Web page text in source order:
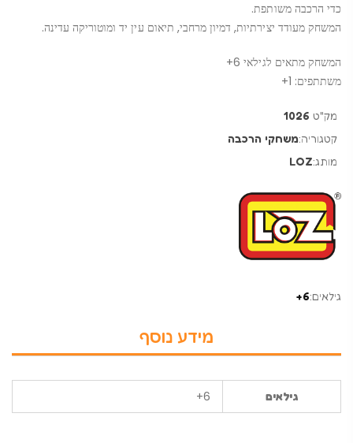
כדי הרכבה משותפת.
המשחק מעודד יצירתיות, דמיון מרחבי, תיאום עין יד ומוטוריקה עדינה.
המשחק מתאים לגילאי 6+
משתתפים: 1+
מק"ט 1026
קטגוריה:משחקי הרכבה
מותג:LOZ
גילאים:6+
מידע נוסף
גילאים 6+